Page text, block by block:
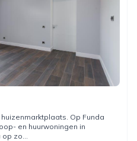
Op Funda
en huurwoningen in
op zo...